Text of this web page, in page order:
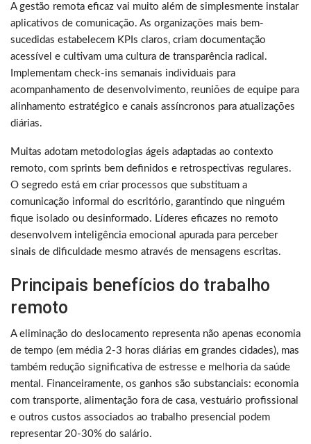
A gestão remota eficaz vai muito além de simplesmente instalar
aplicativos de comunicação. As organizações mais bem-
sucedidas estabelecem KPIs claros, criam documentação
acessível e cultivam uma cultura de transparência radical.
Implementam check-ins semanais individuais para
acompanhamento de desenvolvimento, reuniões de equipe para
alinhamento estratégico e canais assíncronos para atualizações
diárias.
Muitas adotam metodologias ágeis adaptadas ao contexto
remoto, com sprints bem definidos e retrospectivas regulares.
O segredo está em criar processos que substituam a
comunicação informal do escritório, garantindo que ninguém
fique isolado ou desinformado. Líderes eficazes no remoto
desenvolvem inteligência emocional apurada para perceber
sinais de dificuldade mesmo através de mensagens escritas.
Principais benefícios do trabalho
remoto
A eliminação do deslocamento representa não apenas economia
de tempo (em média 2-3 horas diárias em grandes cidades), mas
também redução significativa de estresse e melhoria da saúde
mental. Financeiramente, os ganhos são substanciais: economia
com transporte, alimentação fora de casa, vestuário profissional
e outros custos associados ao trabalho presencial podem
representar 20-30% do salário.